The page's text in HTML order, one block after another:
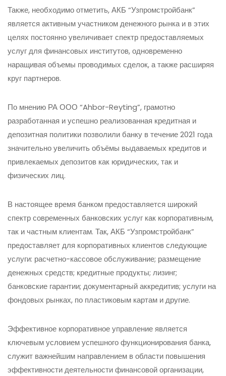
Также, необходимо отметить, АКБ “Узпромстройбанк”
является активным участником денежного рынка и в этих
целях постоянно увеличивает спектр предоставляемых
услуг для финансовых институтов, одновременно
наращивая объемы проводимых сделок, а также расширяя
круг партнеров.
По мнению РА ООО “Ahbor-Reyting”, грамотно
разработанная и успешно реализованная кредитная и
депозитная политики позволили банку в течение 2021 года
значительно увеличить объёмы выдаваемых кредитов и
привлекаемых депозитов как юридических, так и
физических лиц.
В настоящее время банком предоставляется широкий
спектр современных банковских услуг как корпоративным,
так и частным клиентам. Так, АКБ “Узпромстройбанк”
предоставляет для корпоративных клиентов следующие
услуги: расчетно-кассовое обслуживание; размещение
денежных средств; кредитные продукты; лизинг;
банковские гарантии; документарный аккредитив; услуги на
фондовых рынках, по пластиковым картам и другие.
Эффективное корпоративное управление является
ключевым условием успешного функционирования банка,
служит важнейшим направлением в области повышения
эффективности деятельности финансовой организации,